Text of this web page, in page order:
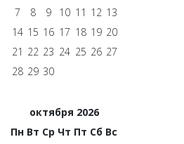
7
8 9 10 11 12 13
14 15 16 17 18 19 20
21 22 23 24 25 26 27
28 29 30
октября 2026
Пн Вт Ср Чт Пт Сб Вс